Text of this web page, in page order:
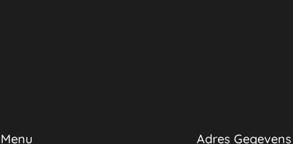
Menu Adres Gegevens